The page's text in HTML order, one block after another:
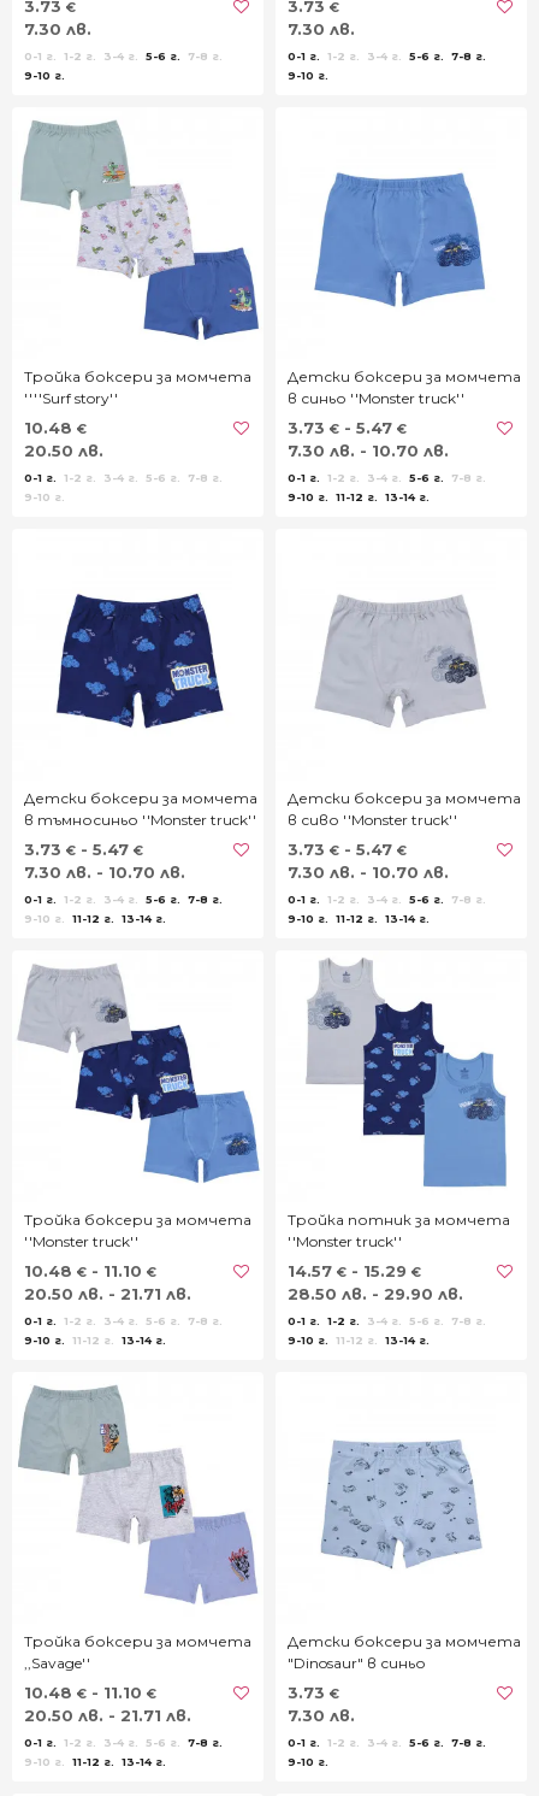
3.73 €
7.30 лв.
0-1 г. 1-2 г. 3-4 г. 5-6 г.
7-8 г.
9-10 г.
3.73 €
7.30 лв.
0-1 г. 1-2 г. 3-4 г. 5-6 г.
7-8 г.
9-10 г.
Тройка боксери за момчета
''''Surf story''
10.48 €
20.50 лв.
0-1 г. 1-2 г. 3-4 г. 5-6 г.
7-8 г.
9-10 г.
Детски боксери за момчета
в синьо ''Monster truck''
3.73 € - 5.47 €
7.30 лв. - 10.70 лв.
0-1 г. 1-2 г. 3-4 г. 5-6 г.
7-8 г.
9-10 г.
11-12 г. 13-14 г.
Детски боксери за момчета
в тъмносиньо ''Monster truck''
3.73 € - 5.47 €
7.30 лв. - 10.70 лв.
0-1 г. 1-2 г. 3-4 г. 5-6 г.
7-8 г.
9-10 г.
11-12 г. 13-14 г.
Детски боксери за момчета
в сиво ''Monster truck''
3.73 € - 5.47 €
7.30 лв. - 10.70 лв.
0-1 г. 1-2 г. 3-4 г. 5-6 г.
7-8 г.
9-10 г.
11-12 г. 13-14 г.
Тройка боксери за момчета
''Monster truck''
10.48 € - 11.10 €
20.50 лв. - 21.71 лв.
0-1 г. 1-2 г. 3-4 г. 5-6 г.
7-8 г.
9-10 г.
11-12 г. 13-14 г.
Тройка потник за момчета
''Monster truck''
14.57 € - 15.29 €
28.50 лв. - 29.90 лв.
0-1 г. 1-2 г. 3-4 г. 5-6 г.
7-8 г.
9-10 г.
11-12 г. 13-14 г.
Тройка боксери за момчета
,,Savage''
10.48 € - 11.10 €
20.50 лв. - 21.71 лв.
0-1 г. 1-2 г. 3-4 г. 5-6 г.
7-8 г.
9-10 г.
11-12 г. 13-14 г.
Детски боксери за момчета
"Dinosaur" в синьо
3.73 €
7.30 лв.
0-1 г. 1-2 г. 3-4 г. 5-6 г.
7-8 г.
9-10 г.